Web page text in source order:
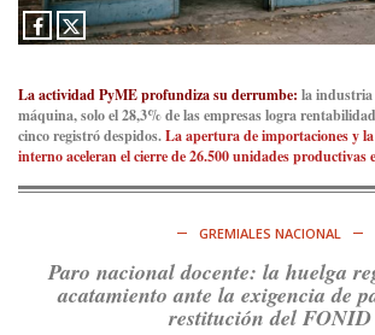
La crisis en el estrecho de Ormuz: así
Irán al petróleohttps://t.co/IInL9uYZvh
Consenso Patagónico
Consenso Patagónico
La actividad PyME profundiza su derrumbe: la
máquina, solo el 28,3% de las empresas logra
cinco registró despidos.La apertura de importaciones y
interno aceleran el cierre de 26.500 unidades productivas
GREMIALES NACIONAL
Paro nacional docente: la huelga
acatamiento ante la exigencia de
restitución del FONID